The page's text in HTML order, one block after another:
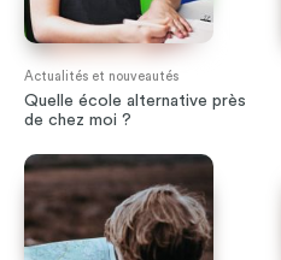
Actualités et nouveautés
Quelle école alternative près
de chez moi ?